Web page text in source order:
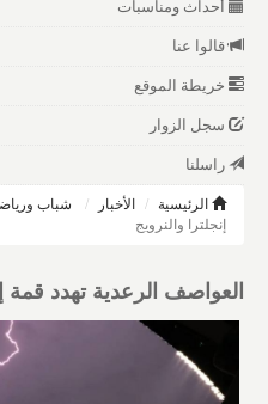
أحداث ومناسبات
قالوا عنا
خريطة الموقع
سجل الزوار
راسلنا
الرئيسية الأخبار شباب
إنجلترا والنرويج
العواصف الرعدية تهدد قمة